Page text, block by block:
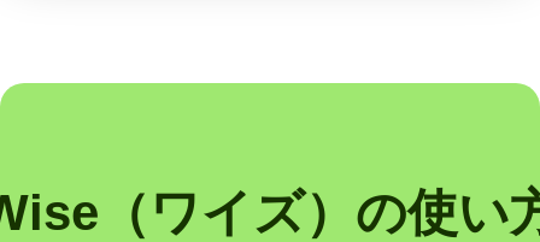
（ワイズ）の使い